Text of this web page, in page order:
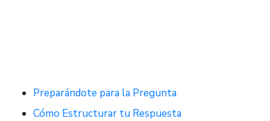
Preparándote para la Pregunta
Cómo Estructurar tu Respuesta